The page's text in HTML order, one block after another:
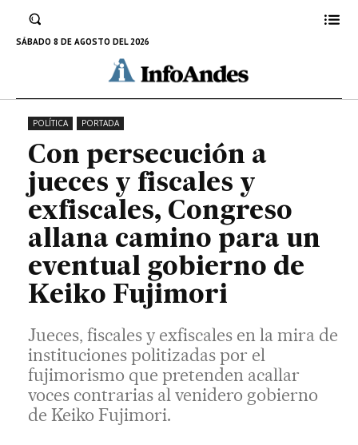
SÁBADO 8 DE AGOSTO DEL 2026
instituciones politizadas por el fujimorismo que
pretenden acallar voces contrarias al venidero
gobierno de Keiko Fujimori.
19 DE JUNIO DE 2026
POLÍTICA PORTADA
Con persecución a
jueces y fiscales y
exfiscales, Congreso
allana camino para un
eventual gobierno de
Keiko Fujimori
Jueces, fiscales y exfiscales en la mira de
instituciones politizadas por el
fujimorismo que pretenden acallar
voces contrarias al venidero gobierno
de Keiko Fujimori.